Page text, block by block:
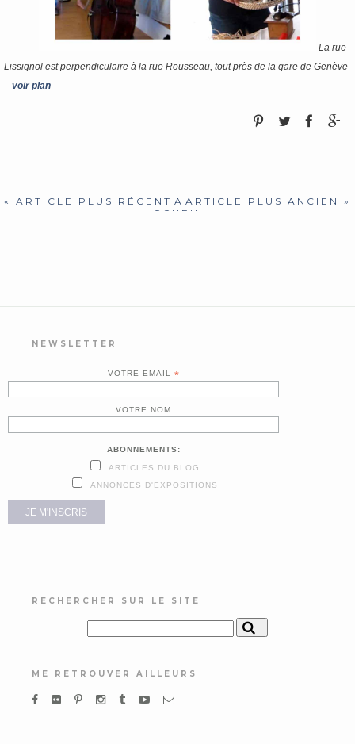
La rue
Lissignol est perpendiculaire à la rue Rousseau, tout près de la gare de Genève
– voir plan
« ARTICLE PLUS RÉCENT ARTICLE PLUS ANCIEN »
A
CCUEIL
NEWSLETTER
VOTRE EMAIL *
VOTRE NOM
ABONNEMENTS:
ARTICLES DU BLOG
ANNONCES D'EXPOSITIONS
RECHERCHER SUR LE SITE
ME RETROUVER AILLEURS